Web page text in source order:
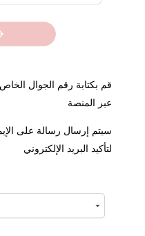
بكتابة رقم الجوال الخاص بك ولا
المنصة
إرسال رسالة على الإيميل
البريد الإلكتروني